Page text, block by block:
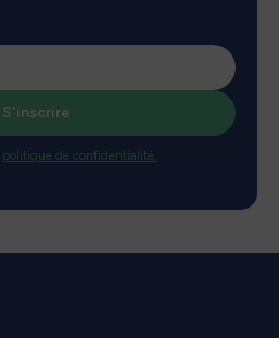
politique de confidentialité.